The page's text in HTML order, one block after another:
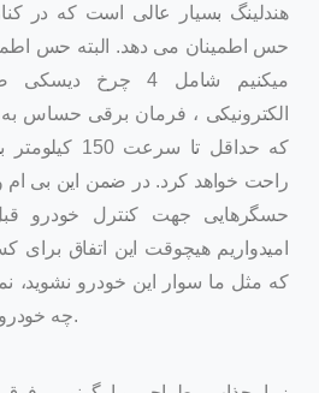
هندلینگ بسیار عالی است که در
حس اطمینان می دهد. البته حس
میکنیم شامل 4 چرخ
که حداقل تا
راحت خواهد کرد. در ضمن این بی
حسگرهایی جهت کنترل خودرو
امیدواریم هیچوقت این اتفاق برای
که مثل ما سوار این خودرو نشوید،
چه خودروی منحصر به فردی است.